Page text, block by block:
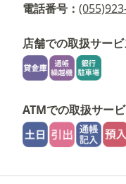
電話番号：
店舗での取扱サービ
ATMでの取扱サー